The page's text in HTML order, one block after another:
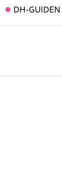
DH-GUIDEN